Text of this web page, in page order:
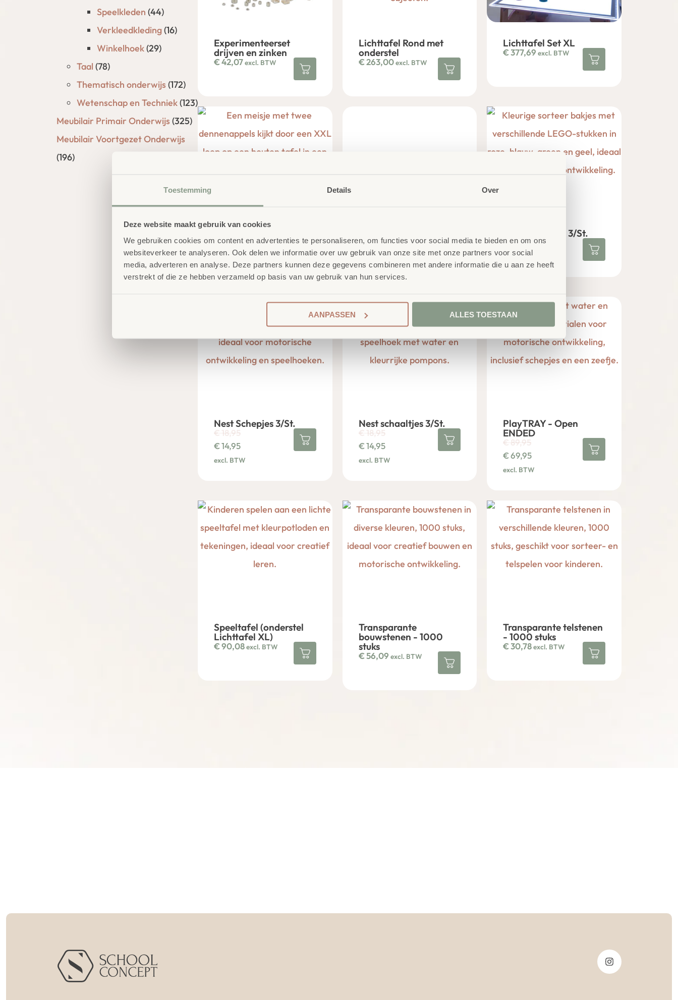
Toestemming Details Over
Deze website maakt gebruik van cookies
We gebruiken cookies om content en advertenties te personaliseren, om functies voor social media te bieden en om ons
websiteverkeer te analyseren. Ook delen we informatie over uw gebruik van onze site met onze partners voor social
media, adverteren en analyse. Deze partners kunnen deze gegevens combineren met andere informatie die u aan ze heeft
verstrekt of die ze hebben verzameld op basis van uw gebruik van hun services.
AANPASSEN ALLES TOESTAAN
Speelkleden (44)
Verkleedkleding(16)
Winkelhoek(29)
Taal (78)
Thematisch onderwijs (172)
Wetenschap en Techniek(123)
Meubilair Primair Onderwijs (325)
Meubilair Voortgezet Onderwijs
(196)
Experimenteerset
drijven en zinken
€42,07excl. BTW
Lichttafel Rond met
onderstel
€263,00excl. BTW
Lichttafel Set XL
€377,69 excl. BTW
€5,89excl. BTW Dark" Ocean Life
€23,50excl. BTW
Sorteer Bakjes 3/St.
€ 22,95 excl. BTW
Nest Schepjes 3/St.
€ 18,95
€14,95
excl. BTW
Nest schaaltjes 3/St.
€ 18,95
€14,95
excl. BTW
PlayTRAY - Open
ENDED
€ 89,95
€69,95
excl. BTW
Speeltafel (onderstel
Lichttafel XL)
€90,08excl. BTW
Transparante
bouwstenen - 1000
stuks
€56,09 excl. BTW
Transparante telstenen
- 1000 stuks
€30,78excl. BTW